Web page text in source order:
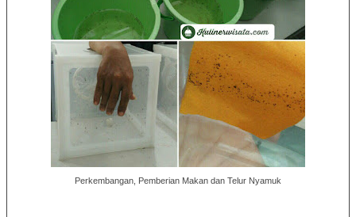
Perkembangan, Pemberian Makan dan Telur Nyamuk